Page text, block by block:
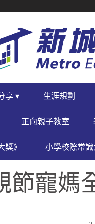
享 ▾ 生涯規劃
正向親子教室
獎》 小學校際常
節寵媽